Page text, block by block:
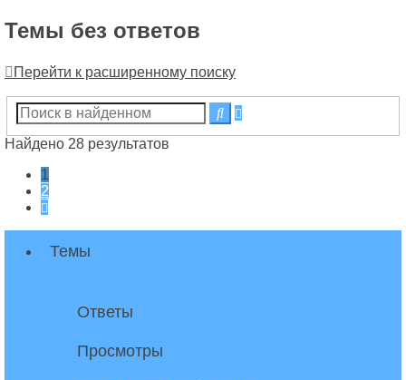
Темы без ответов
Перейти к расширенному поиску
ПоискРасширенный
поиск
Найдено 28 результатов
1
2
Темы
Ответы
Просмотры